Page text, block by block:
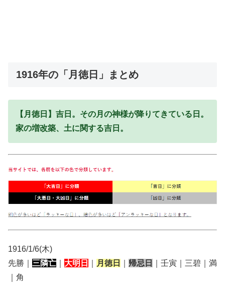
1916年の「月徳日」まとめ
【月徳日】吉日。その月の神様が降りてきている日。
家の増改築、土に関する吉日。
1916/1/6(木)
先勝｜ 三隣亡 大明日 月徳日 帰忌日
｜壬寅｜三碧｜満
｜角